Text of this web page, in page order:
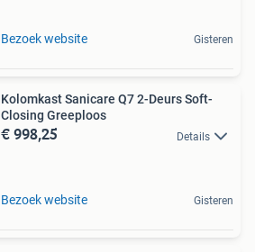
Bezoek website Gisteren
Kolomkast Sanicare Q7 2-Deurs Soft-
Closing Greeploos
€ 998,25 Details
Bezoek website Gisteren